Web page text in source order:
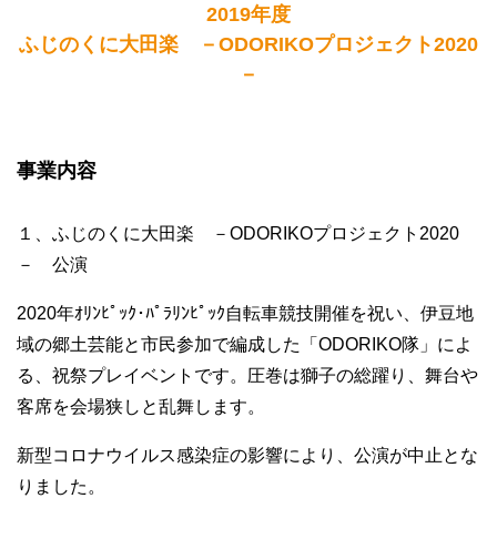
2019年度
ふじのくに大田楽 －ODORIKOプロジェクト2020
－
事業内容
１、ふじのくに大田楽 －ODORIKOプロジェクト2020
－ 公演
2020年ｵﾘﾝﾋﾟｯｸ･ﾊﾟﾗﾘﾝﾋﾟｯｸ自転車競技開催を祝い、伊豆地
域の郷土芸能と市民参加で編成した「ODORIKO隊」によ
る、祝祭プレイベントです。圧巻は獅子の総躍り、舞台や
客席を会場狭しと乱舞します。
新型コロナウイルス感染症の影響により、公演が中止とな
りました。